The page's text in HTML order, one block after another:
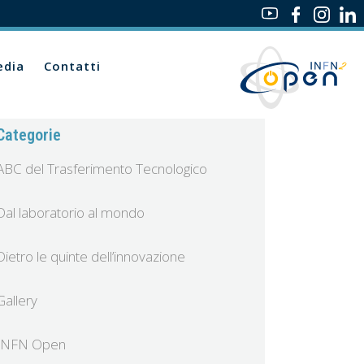
Contatti
del Trasferimento Tecnologico
laboratorio al mondo
le quinte dell’innovazione
Open